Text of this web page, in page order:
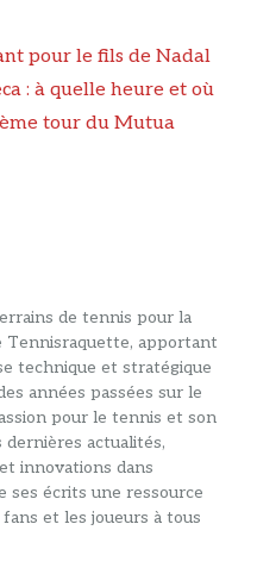
pour le fils de Nadal
: à quelle heure et où
tour du Mutua
de tennis pour la
Tennisraquette, apportant
technique et stratégique
années passées sur le
pour le tennis et son
actualités,
innovations dans
ses écrits une ressource
et les joueurs à tous